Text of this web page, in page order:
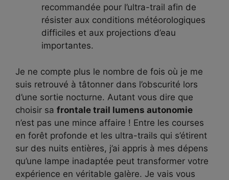
recommandée pour l’ultra-trail afin de
résister aux conditions météorologiques
difficiles et aux projections d’eau
importantes.
Je ne compte plus le nombre de fois où je me
suis retrouvé à tâtonner dans l’obscurité lors
d’une sortie nocturne. Autant vous dire que
choisir sa frontale trail lumens autonomie
n’est pas une mince affaire ! Entre les courses
en forêt profonde et les ultra-trails qui s’étirent
sur des nuits entières, j’ai appris à mes dépens
qu’une lampe inadaptée peut transformer votre
expérience en véritable galère. Je vais vous